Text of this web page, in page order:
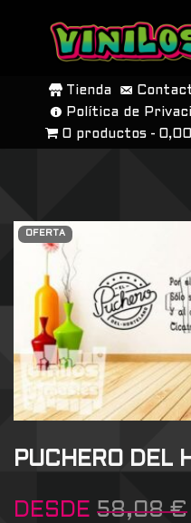
SALTAR
CONTENIDO
Tienda
Política de
0 productos
OFERTA
PUCHERO DEL
DESDE 58,08€